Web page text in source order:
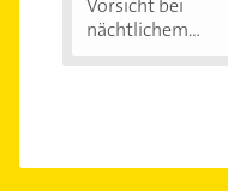
Vorsicht bei
nächtlichem